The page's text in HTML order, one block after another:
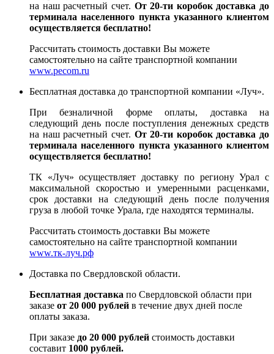
на наш расчетный счет. От 20-ти коробок доставка до
терминала населенного пункта указанного клиентом
осуществляется бесплатно!
Рассчитать стоимость доставки Вы можете
самостоятельно на сайте транспортной компании
www.pecom.ru
Бесплатная доставка до транспортной компании «Луч».
При безналичной форме оплаты, доставка на
следующий день после поступления денежных средств
на наш расчетный счет. От 20-ти коробок доставка до
терминала населенного пункта указанного клиентом
осуществляется бесплатно!
ТК «Луч» осуществляет доставку по региону Урал с
максимальной скоростью и умеренными расценками,
срок доставки на следующий день после получения
груза в любой точке Урала, где находятся терминалы.
Рассчитать стоимость доставки Вы можете
самостоятельно на сайте транспортной компании
www.тк-луч.рф
Доставка по Свердловской области.
Бесплатная доставка по Свердловской области при
заказе от 20 000 рублей в течение двух дней после
оплаты заказа.
При заказе до 20 000 рублей стоимость доставки
составит 1000 рублей.